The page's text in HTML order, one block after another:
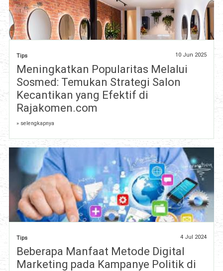
Tips 10 Jun 2025
Meningkatkan Popularitas Melalui
Sosmed: Temukan Strategi Salon
Kecantikan yang Efektif di
Rajakomen.com
» selengkapnya
Tips 4 Jul 2024
Beberapa Manfaat Metode Digital
Marketing pada Kampanye Politik di